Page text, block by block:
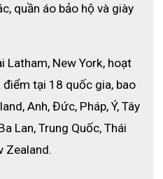
quần áo bảo hộ và giày
Latham, New York, hoạt
tại 18 quốc gia, bao
Anh, Đức, Pháp, Ý, Tây
Lan, Trung Quốc, Thái
Zealand.